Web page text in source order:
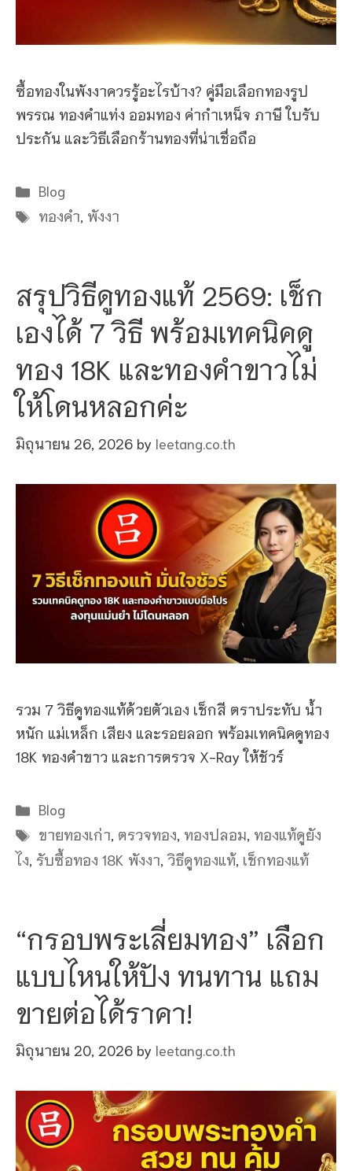
ซื้อทองในพังงาควรรู้อะไรบ้าง? คู่มือเลือกทองรูป
พรรณ ทองคำแท่ง ออมทอง ค่ากำเหน็จ ภาษี ใบรับ
ประกัน และวิธีเลือกร้านทองที่น่าเชื่อถือ
Categories
Blog
Tags
ทองคำ, พังงา
สรุปวิธีดูทองแท้ 2569: เช็ก
เองได้ 7 วิธี พร้อมเทคนิคดู
ทอง 18K และทองคำขาวไม่
ให้โดนหลอกค่ะ
มิถุนายน 26, 2026 by leetang.co.th
รวม 7 วิธีดูทองแท้ด้วยตัวเอง เช็กสี ตราประทับ น้ำ
หนัก แม่เหล็ก เสียง และรอยลอก พร้อมเทคนิคดูทอง
18K ทองคำขาว และการตรวจ X-Ray ให้ชัวร์
Categories
Blog
Tags
ขายทองเก่า, ตรวจทอง, ทองปลอม, ทองแท้ดูยัง
ไง, รับซื้อทอง 18K พังงา,วิธีดูทองแท้, เช็กทองแท้
“กรอบพระเลี่ยมทอง” เลือก
แบบไหนให้ปัง ทนทาน แถม
ขายต่อได้ราคา!
มิถุนายน 20, 2026 by leetang.co.th